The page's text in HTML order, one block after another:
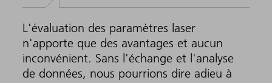
L'évaluation des paramètres laser
n'apporte que des avantages et aucun
inconvénient. Sans l'échange et l'analyse
de données, nous pourrions dire adieu à